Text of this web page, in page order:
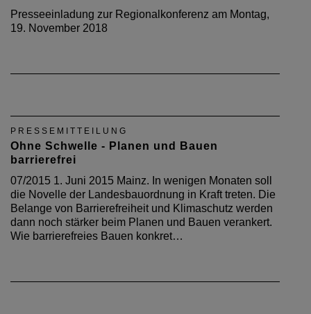
Presseeinladung zur Regionalkonferenz am Montag,
19. November 2018
PRESSEMITTEILUNG
Ohne Schwelle - Planen und Bauen
barrierefrei
07/2015 1. Juni 2015 Mainz. In wenigen Monaten soll
die Novelle der Landesbauordnung in Kraft treten. Die
Belange von Barrierefreiheit und Klimaschutz werden
dann noch stärker beim Planen und Bauen verankert.
Wie barrierefreies Bauen konkret…